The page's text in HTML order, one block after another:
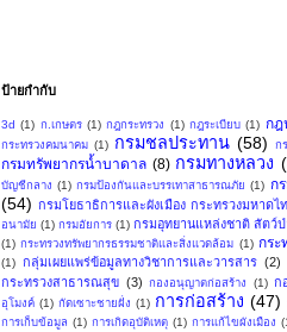
ป้ายกำกับ
3d (1) ก.เกษตร (1) กฎกระทรวง (1) กฎระเบียบ (1) กฎ
กระทรวงคมนาคม (1) กรมชลประทาน (58) ก
กรมทรัพยากรน้ำบาดาล (8) กรมทางหลวง
บัญชีกลาง (1) กรมป้องกันและบรรเทาสาธารณภัย (1) ก
(54) กรมโยธาธิการและผังเมือง กระทรวงมหาดไ
อนามัย (1) กรมอัยการ (1) กรมอุทยานแหล่งชาติ สัตว์
(1) กระทรวงทรัพยากรธรรมชาติและสิ่งแวดล้อม (1) กระ
(1) กลุ่มเผยแพร่ข้อมูลทางวิชาการและวารสาร (2)
กระทรวงสาธารณสุข (3) กองอนุญาตก่อสร้าง (1) ก
อุโมงค์ (1) กัดเซาะชายฝั่ง (1) การก่อสร้าง (47)
การเก็บข้อมูล (1) การเกิดอุบัติเหตุ (1) การแก้ไขผังเมือง